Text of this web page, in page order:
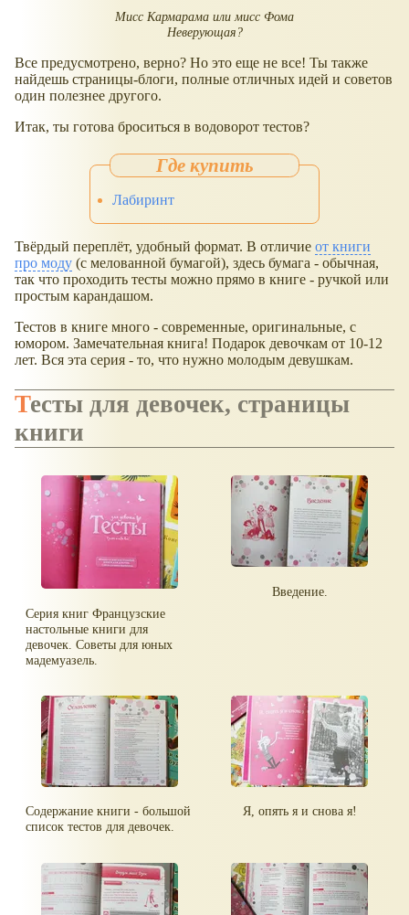
Мисс Кармарама или мисс Фома
Неверующая?
Все предусмотрено, верно? Но это еще не все! Ты также
найдешь страницы-блоги, полные отличных идей и советов
один полезнее другого.
Итак, ты готова броситься в водоворот тестов?
Лабиринт
Твёрдый переплёт, удобный формат. В отличие от книги
про моду (с мелованной бумагой), здесь бумага - обычная,
так что проходить тесты можно прямо в книге - ручкой или
простым карандашом.
Тестов в книге много - современные, оригинальные, с
юмором. Замечательная книга! Подарок девочкам от 10-12
лет. Вся эта серия - то, что нужно молодым девушкам.
Тесты для девочек, страницы
книги
Серия книг Французские
настольные книги для
девочек. Советы для юных
мадемуазель.
Введение.
Содержание книги - большой
список тестов для девочек.
Я, опять я и снова я!